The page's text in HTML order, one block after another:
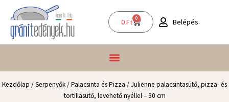
content
0Ft 0
Kosár Belépés
Kezdőlap /Serpenyők/Palacsinta és Pizza / Julienne palacsintasütő, pizza- és
tortillasütő, levehető nyéllel – 30 cm